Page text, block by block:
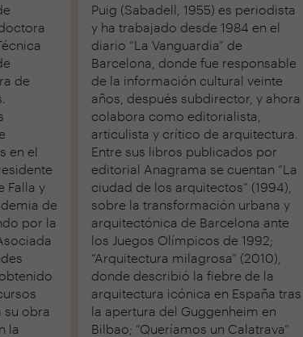
de
en el
Falla y
de
por la
su obra
la
Puig (Sabadell, 1955) es periodista
y ha trabajado desde 1984 en el
diario “La Vanguardia” de
Barcelona, donde fue responsable
de la información cultural veinte
años, después subdirector, y ahora
colabora como editorialista,
articulista y crítico de arquitectura.
Entre sus libros publicados por
editorial Anagrama se cuentan “La
ciudad de los arquitectos” (1994),
sobre la transformación urbana y
arquitectónica de Barcelona ante
los Juegos Olímpicos de 1992;
“Arquitectura milagrosa” (2010),
donde describió la fiebre de la
arquitectura icónica en España tras
la apertura del Guggenheim en
Bilbao; “Queríamos un Calatrava”